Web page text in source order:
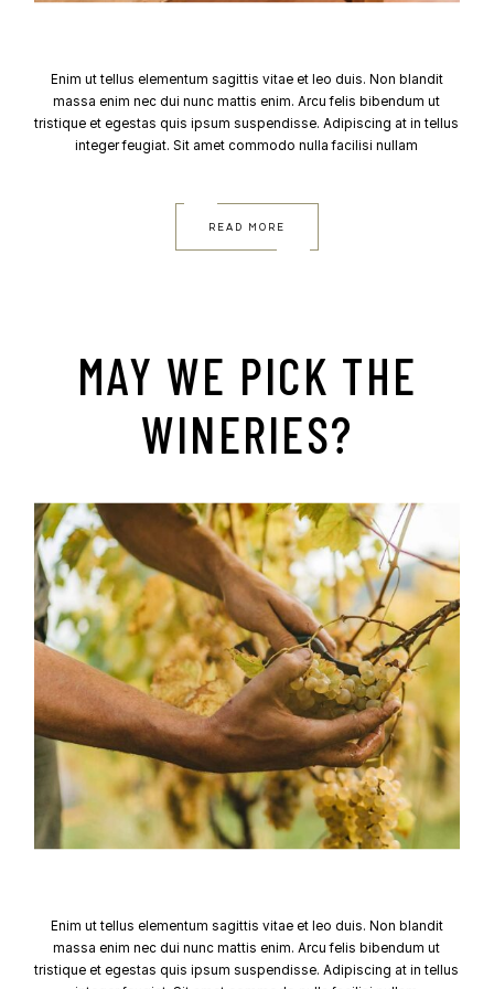
Enim ut tellus elementum sagittis vitae et leo duis. Non blandit
massa enim nec dui nunc mattis enim. Arcu felis bibendum ut
tristique et egestas quis ipsum suspendisse. Adipiscing at in tellus
integer feugiat. Sit amet commodo nulla facilisi nullam
READ MORE
MAY WE PICK THE
WINERIES?
Enim ut tellus elementum sagittis vitae et leo duis. Non blandit
massa enim nec dui nunc mattis enim. Arcu felis bibendum ut
tristique et egestas quis ipsum suspendisse. Adipiscing at in tellus